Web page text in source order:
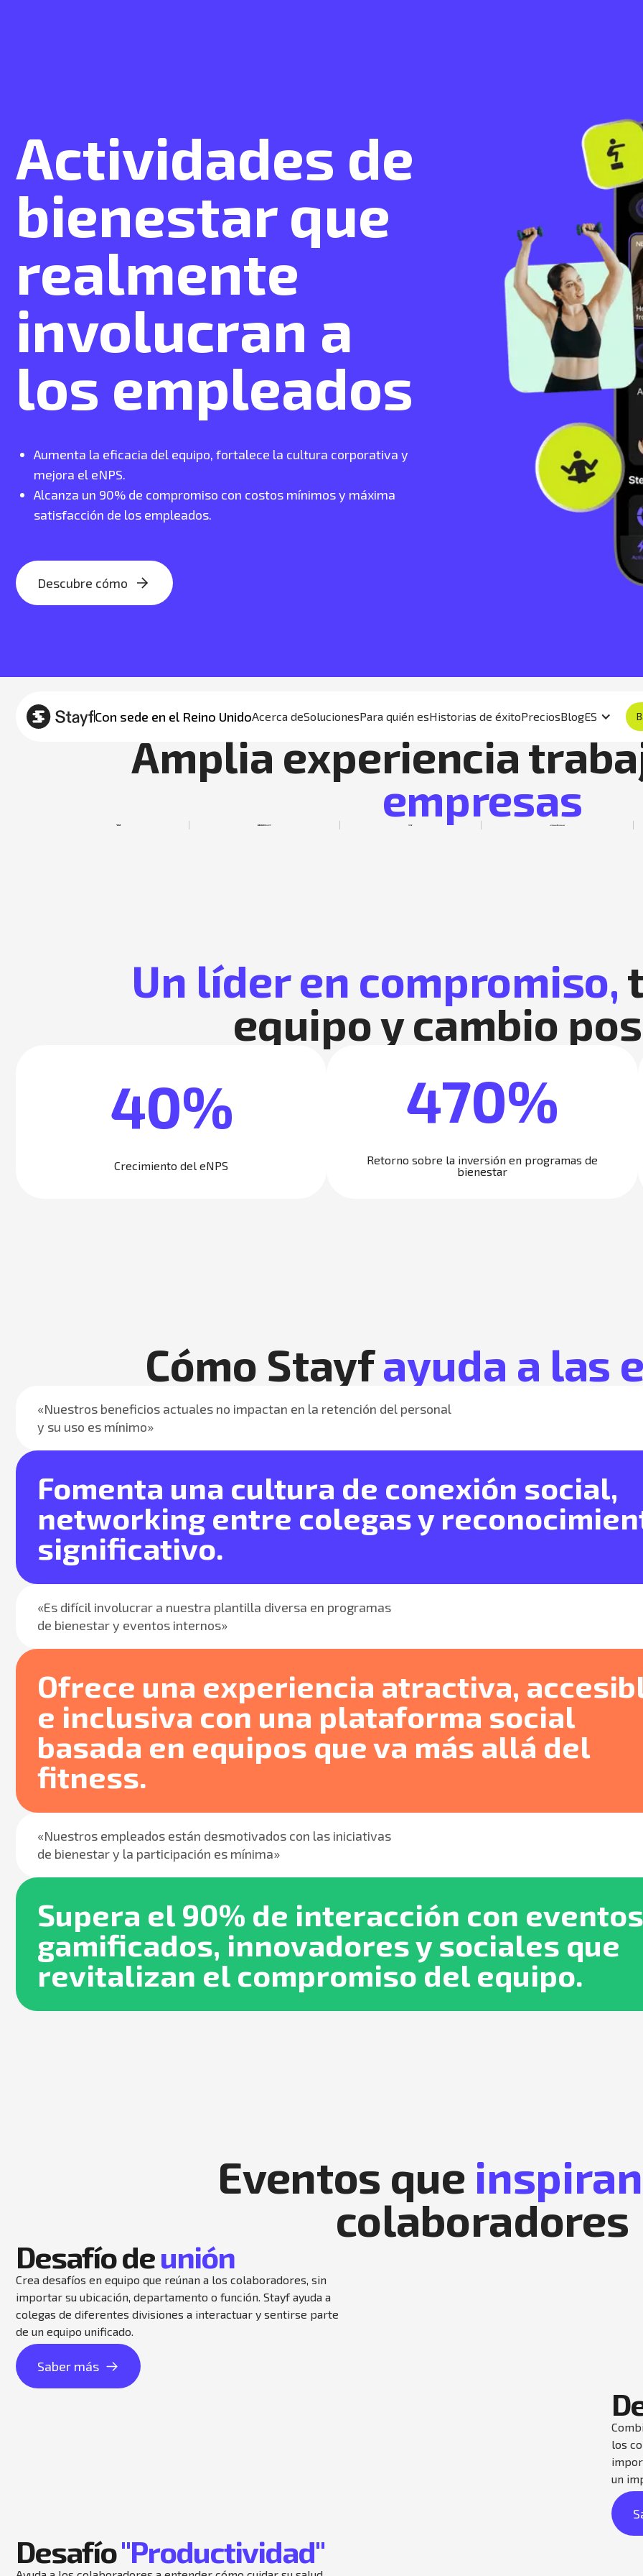
Actividades de
bienestar que
realmente
involucran a
los empleados
Aumenta la eficacia del equipo, fortalece la cultura corporativa y
mejora el eNPS.
Alcanza un 90% de compromiso con costos mínimos y máxima
satisfacción de los empleados.
Descubre cómo
Con sede en el Reino UnidoAcerca deSolucionesPara quién esHistorias de éxitoPreciosBlogES
Amplia experiencia
empresas
Un líder en compromiso,
equipo y cambio
40%
Crecimiento del eNPS
470%
Retorno sobre la inversión en programas de
bienestar
Cómo Stayfayuda a las
«Nuestros beneficios actuales no impactan en la retención del personal
y su uso es mínimo»
Fomenta una cultura de conexión social,
networking entre colegas y
significativo.
«Es difícil involucrar a nuestra plantilla diversa en programas
de bienestar y eventos internos»
Ofrece una experiencia atractiva,
e inclusiva con una plataforma social
basada en equipos que va más allá del
fitness.
«Nuestros empleados están desmotivados con las iniciativas
de bienestar y la participación es mínima»
Supera el 90% de interacción con eventos
gamificados, innovadores y sociales que
revitalizan el compromiso del equipo.
Eventos que inspiran
colaboradores
Desafío deunión
Crea desafíos en equipo que reúnan a los colaboradores, sin
importar su ubicación, departamento o función. Stayf ayuda a
colegas de diferentes divisiones a interactuar y sentirse parte
de un equipo unificado.
Saber más
los
un
Desafío"Productividad"